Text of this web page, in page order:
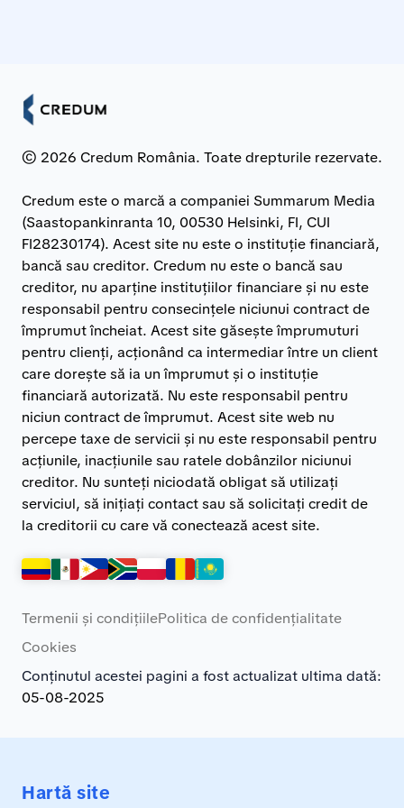
© 2026 Credum România. Toate drepturile rezervate.
Credum este o marcă a companiei Summarum Media
(Saastopankinranta 10, 00530 Helsinki, FI, CUI
FI28230174). Acest site nu este o instituție financiară,
bancă sau creditor. Credum nu este o bancă sau
creditor, nu aparține instituțiilor financiare și nu este
responsabil pentru consecințele niciunui contract de
împrumut încheiat. Acest site găsește împrumuturi
pentru clienți, acționând ca intermediar între un client
care dorește să ia un împrumut și o instituție
financiară autorizată. Nu este responsabil pentru
niciun contract de împrumut. Acest site web nu
percepe taxe de servicii și nu este responsabil pentru
acțiunile, inacțiunile sau ratele dobânzilor niciunui
creditor. Nu sunteți niciodată obligat să utilizați
serviciul, să inițiați contact sau să solicitați credit de
la creditorii cu care vă conectează acest site.
Termenii și condițiilePolitica de confidențialitate
Cookies
Conținutul acestei pagini a fost actualizat ultima dată:
05-08-2025
Hartă site